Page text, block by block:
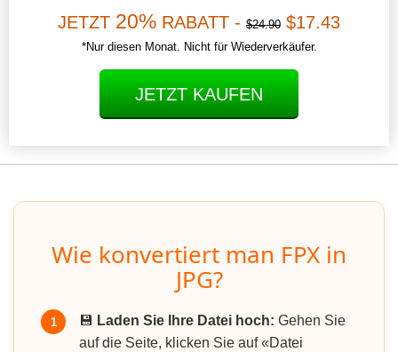
JETZT 20% RABATT - $24.90 $17.43
*Nur diesen Monat. Nicht für Wiederverkäufer.
JETZT KAUFEN
Wie konvertiert man FPX in
JPG?
1 💾 Laden Sie Ihre Datei hoch: Gehen Sie
auf die Seite, klicken Sie auf «Datei